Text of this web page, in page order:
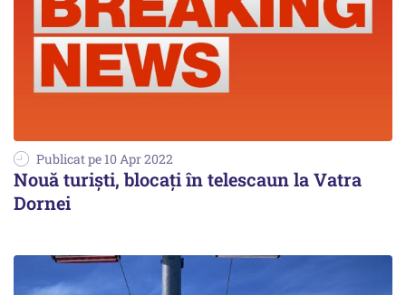
Publicat pe 10 Apr 2022
Nouă turişti, blocaţi în telescaun la Vatra
Dornei